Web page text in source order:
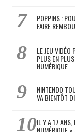
POPPINS :
FAIRE
LE JEU VIDÉO
PLUS EN
NUMÉRIQUE
NINTENDO
VA BIENTÔT
IL Y A 17 ANS,
NUMÉRIQUE